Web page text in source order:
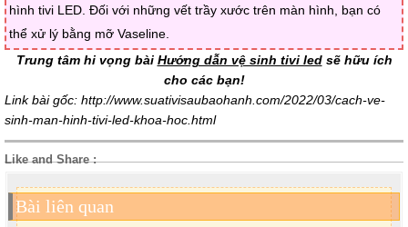
hình tivi LED. Đối với những vết trầy xước trên màn hình, bạn có
thể xử lý bằng mỡ Vaseline.
Trung tâm hi vọng bài Hướng dẫn vệ sinh tivi ledsẽ hữu ích
cho các bạn!
Link bài gốc: http://www.suativisaubaohanh.com/2022/03/cach-ve-
sinh-man-hinh-tivi-led-khoa-hoc.html
Like and Share :
Bài liên quan